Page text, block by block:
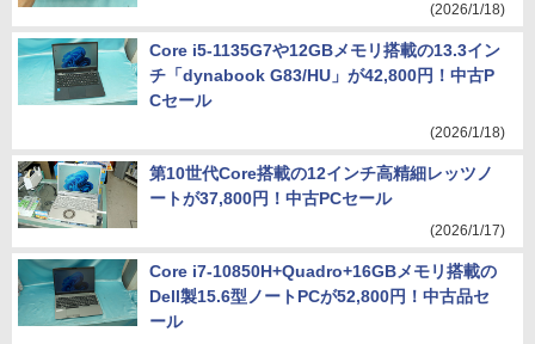
(2026/1/18)
Core i5-1135G7や12GBメモリ搭載の13.3イン
チ「dynabook G83/HU」が42,800円！中古P
Cセール
(2026/1/18)
第10世代Core搭載の12インチ高精細レッツノ
ートが37,800円！中古PCセール
(2026/1/17)
Core i7-10850H+Quadro+16GBメモリ搭載の
Dell製15.6型ノートPCが52,800円！中古品セ
ール